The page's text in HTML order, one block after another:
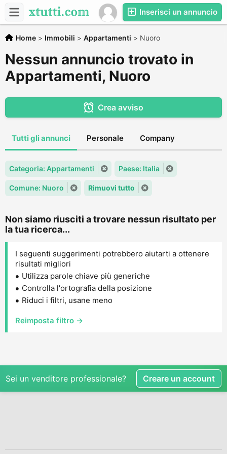
Inserisci un annuncio
Home > Immobili > Appartamenti > Nuoro
Nessun annuncio trovato in
Appartamenti, Nuoro
Crea avviso
Tutti gli annunci Personale Company
Categoria: Appartamenti Paese: Italia
Comune: Nuoro Rimuovi tutto
Non siamo riusciti a trovare nessun risultato per
la tua ricerca...
I seguenti suggerimenti potrebbero aiutarti a ottenere
risultati migliori
Utilizza parole chiave più generiche
Controlla l'ortografia della posizione
Riduci i filtri, usane meno
Reimposta filtro →
Sei un venditore professionale? Creare un account